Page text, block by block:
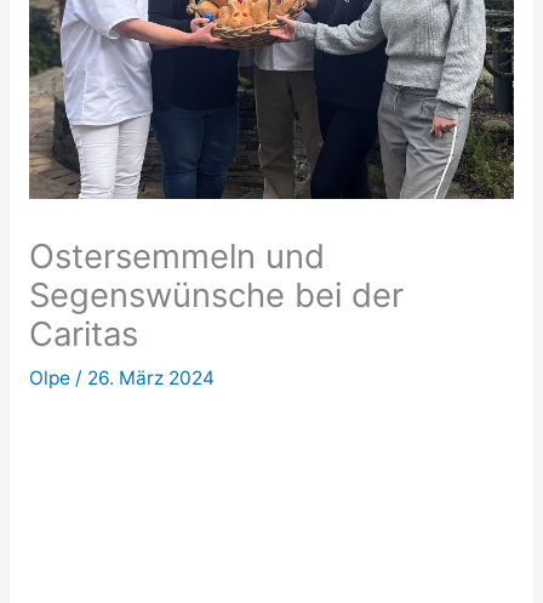
Ostersemmeln und
Segenswünsche bei der
Caritas
Olpe/ 26. März 2024